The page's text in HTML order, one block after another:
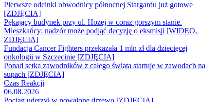
Pierwsze odcinki obwodnicy północnej Stargardu już gotowe
[ZDJĘCIA]
Pękający budynek przy ul. Hożej w coraz gorszym stanie.
Mieszkańcy: nadzór może podjąć decyzję o eksmisji [WIDEO,
ZDJĘCIA]
Fundacja Cancer Fighters przekazała 1 mln zł dla dziecięcej
onkologii w Szczecinie [ZDJĘCIA]
Ponad setka zawodników z całego świata startuje w zawodach na
supach [ZDJĘCIA]
Czas Reakcji
06.08.2026